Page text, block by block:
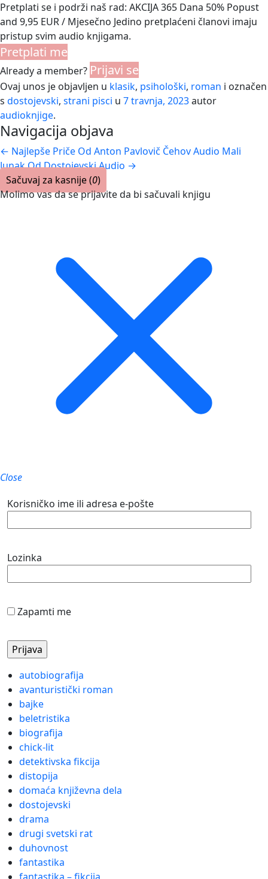
Pretplati se i podrži naš rad: AKCIJA 365 Dana 50% Popust
and 9,95 EUR / Mjesečno Jedino pretplaćeni članovi imaju
pristup svim audio knjigama.
Pretplati me
Already a member? Prijavi se
Ovaj unos je objavljen u klasik, psihološki, roman i označen
s dostojevski, strani pisci u 7 travnja, 2023autor
audioknjige.
Navigacija objava
← Najlepše Priče Od Anton Pavlovič Čehov Audio Mali
Junak Od Dostojevski Audio →
Sačuvaj za kasnije (0)
Molimo vas da se prijavite da bi sačuvali knjigu
Close
Korisničko ime ili adresa e-pošte
Lozinka
Zapamti me
autobiografija
avanturistički roman
bajke
beletristika
biografija
chick-lit
detektivska fikcija
distopija
domaća književna dela
dostojevski
drama
drugi svetski rat
duhovnost
fantastika